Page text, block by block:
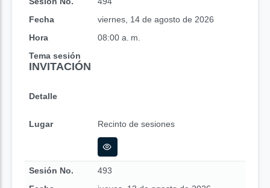
Fecha
viernes, 14 de agosto de 2026
Hora
08:00 a. m.
Tema sesión
INVITACIÓN
Detalle
Lugar Recinto de sesiones
Sesión No.
493